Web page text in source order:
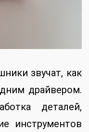
звучат, как
драйвером.
деталей,
инструментов